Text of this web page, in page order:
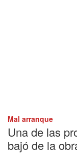
Mal arranque
Una de las
bajó de la